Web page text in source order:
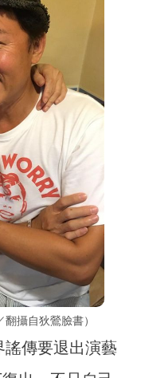
攝自狄鶯臉書）
傳要退出演藝